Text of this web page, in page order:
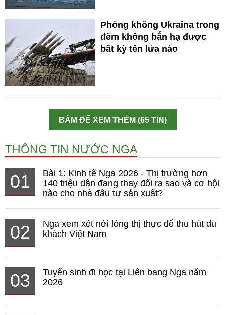
Phòng không Ukraina trong
đêm không bắn hạ được
bất kỳ tên lửa nào
BẤM ĐỂ XEM THÊM (65 TIN)
THÔNG TIN NƯỚC NGA
01
Bài 1: Kinh tế Nga 2026 - Thị trường hơn
140 triệu dân đang thay đổi ra sao và cơ hội
nào cho nhà đầu tư sản xuất?
02
Nga xem xét nới lỏng thị thực để thu hút du
khách Việt Nam
03
Tuyển sinh đi học tại Liên bang Nga năm
2026